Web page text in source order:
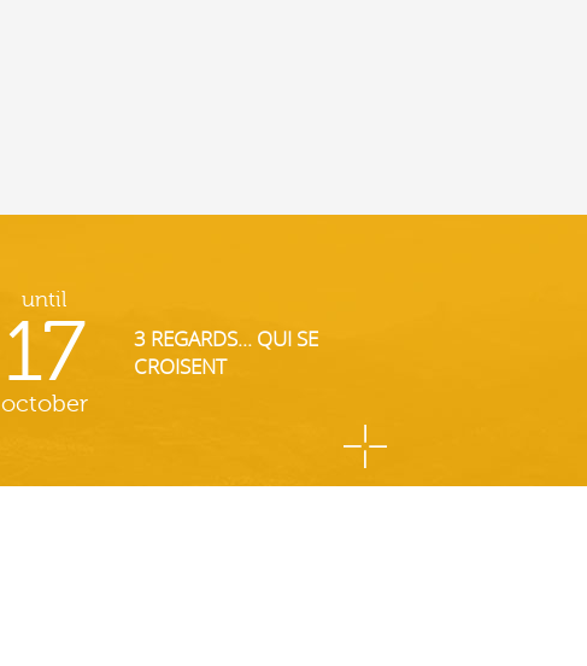
until
17
october
3 REGARDS... QUI SE
CROISENT